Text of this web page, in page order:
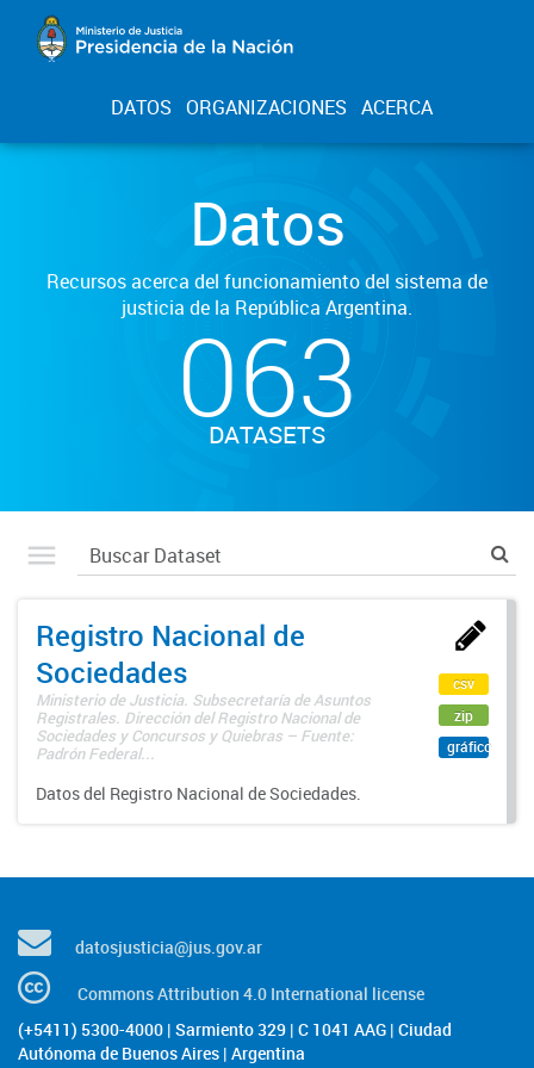
DATOS ORGANIZACIONES ACERCA
Datos
Recursos acerca del funcionamiento del sistema de
justicia de la República Argentina.
063
DATASETS
Registro Nacional de
Sociedades
Ministerio de Justicia. Subsecretaría de Asuntos
Registrales. Dirección del Registro Nacional de
Sociedades y Concursos y Quiebras – Fuente:
Padrón Federal...
Datos del Registro Nacional de Sociedades.
csv
zip
gráfico
datosjusticia@jus.gov.ar
Commons Attribution 4.0 International license
(+5411) 5300-4000 | Sarmiento 329 | C 1041 AAG | Ciudad
Autónoma de Buenos Aires | Argentina